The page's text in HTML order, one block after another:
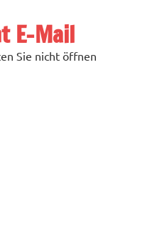
E-Mail
Sie nicht öffnen